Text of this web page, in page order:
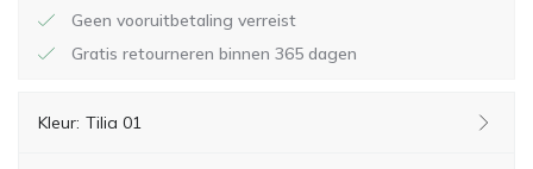
Geen vooruitbetaling verreist
Gratis retourneren binnen 365 dagen
Kleur: Tilia 01